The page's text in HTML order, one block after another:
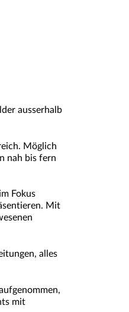
ausserhalb
Möglich
nah bis fern
Fokus
Mit
alles
mit